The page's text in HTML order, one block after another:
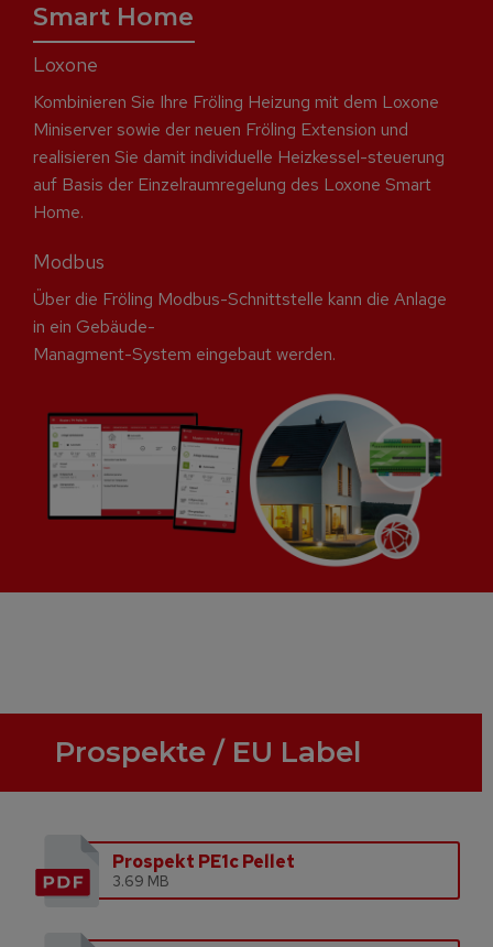
Smart Home
Loxone
Kombinieren Sie Ihre Fröling Heizung mit dem Loxone
Miniserver sowie der neuen Fröling Extension und
realisieren Sie damit individuelle Heizkessel-steuerung
auf Basis der Einzelraumregelung des Loxone Smart
Home.
Modbus
Über die Fröling Modbus-Schnittstelle kann die Anlage
in ein Gebäude-
Managment-System eingebaut werden.
Prospekte / EU Label
Prospekt PE1c Pellet
3.69 MB